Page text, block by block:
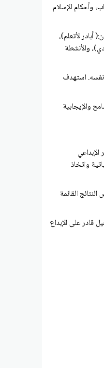
وأحكام الإسلام
لأتعلم)،
والأنشطة
نفسه. استهدف
والإيجابية
الحياتية واتخاذ
القائمة
قادر على الإبداع